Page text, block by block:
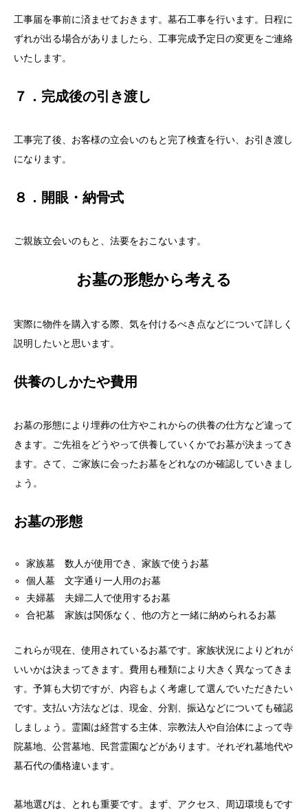
工事届を事前に済ませておきます。墓石工事を行います。日程に
ずれが出る場合がありましたら、工事完成予定日の変更をご連絡
いたします。
７．完成後の引き渡し
工事完了後、お客様の立会いのもと完了検査を行い、お引き渡し
になります。
８．開眼・納骨式
ご親族立会いのもと、法要をおこないます。
お墓の形態から考える
実際に物件を購入する際、気を付けるべき点などについて詳しく
説明したいと思います。
供養のしかたや費用
お墓の形態により埋葬の仕方やこれからの供養の仕方など違って
きます。ご先祖をどうやって供養していくかでお墓が決まってき
ます。さて、ご家族に会ったお墓をどれなのか確認していきまし
ょう。
お墓の形態
家族墓 数人が使用でき、家族で使うお墓
個人墓 文字通り一人用のお墓
夫婦墓 夫婦二人で使用するお墓
合祀墓 家族は関係なく、他の方と一緒に納められるお墓
これらが現在、使用されているお墓です。家族状況によりどれが
いいかは決まってきます。費用も種類により大きく異なってきま
す。予算も大切ですが、内容もよく考慮して選んでいただきたい
です。支払い方法などは、現金、分割、振込などについても確認
しましょう。霊園は経営する主体、宗教法人や自治体によって寺
院墓地、公営墓地、民営霊園などがあります。それぞれ墓地代や
墓石代の価格違います。
墓地選びは、とれも重要です。まず、アクセス、周辺環境もです